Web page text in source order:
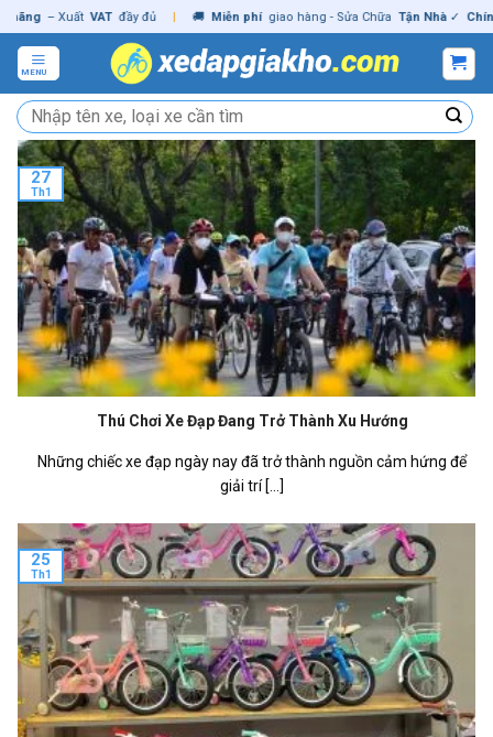
Skip
to
content
– Xuất VAT đầy đủ | 🚚 Miễn phí giao hàng - Sửa Chữa Tận Nhà ✓ Chính
MENU
Tìm
kiếm:
Thú Chơi Xe Đạp Đang Trở Thành Xu Hướng
Những chiếc xe đạp ngày nay đã trở thành nguồn cảm hứng để
giải trí [...]
27
Th1
25
Th1